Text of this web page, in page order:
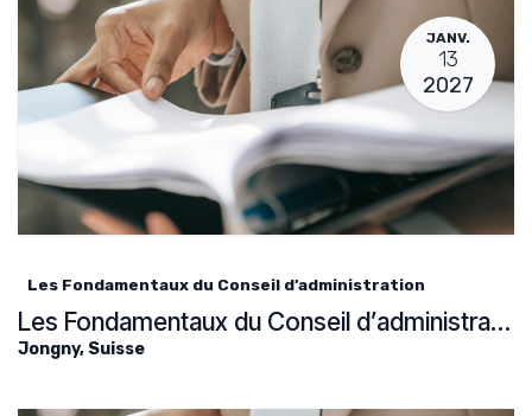
JANV.
13
2027
Les Fondamentaux du Conseil d’administration
Les Fondamentaux du Conseil d’administration
Jongny, Suisse